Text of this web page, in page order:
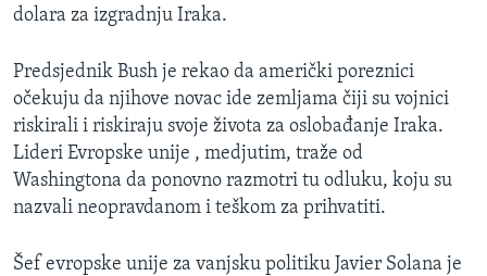
dolara za izgradnju Iraka.
Predsjednik Bush je rekao da američki poreznici
očekuju da njihove novac ide zemljama čiji su vojnici
riskirali i riskiraju svoje života za oslobađanje Iraka.
Lideri Evropske unije , medjutim, traže od
Washingtona da ponovno razmotri tu odluku, koju su
nazvali neopravdanom i teškom za prihvatiti.
Šef evropske unije za vanjsku politiku Javier Solana je